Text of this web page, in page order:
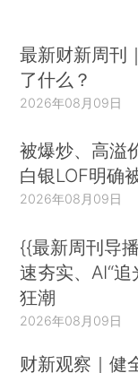
从约翰·斯图
尔顿·弗里德曼
外的其他人也
Hausman，1989
济学奠定了较
它持一种全新
揭示因果，由
谨慎的说明和
型对当代的经济
3.寓言家
最新财新周刊
了什么？
2026年08月09日
被爆炒、高溢
白银LOF明确
2026年08月09日
{{最新周刊导
速夯实、AI“
狂潮
2026年08月09日
财新观察｜健